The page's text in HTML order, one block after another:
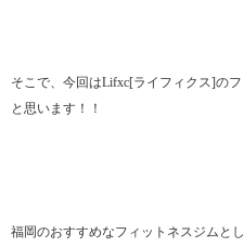
そこで、今回はLifxc[ライフィクス]の
と思います！！
福岡のおすすめなフィットネスジムと